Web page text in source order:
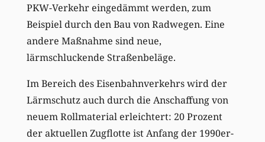
PKW-Verkehr eingedämmt werden, zum
Beispiel durch den Bau von Radwegen. Eine
andere Maßnahme sind neue,
lärmschluckende Straßenbeläge.
Im Bereich des Eisenbahnverkehrs wird der
Lärmschutz auch durch die Anschaffung von
neuem Rollmaterial erleichtert: 20 Prozent
der aktuellen Zugflotte ist Anfang der 1990er-